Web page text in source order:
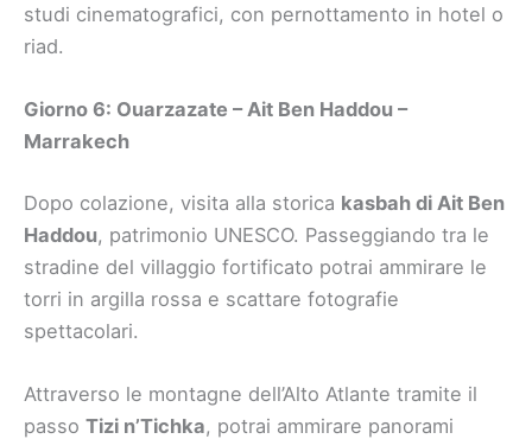
studi cinematografici, con pernottamento in hotel o
riad.
Giorno 6: Ouarzazate – Ait Ben Haddou –
Marrakech
Dopo colazione, visita alla storica kasbah di Ait Ben
Haddou, patrimonio UNESCO. Passeggiando tra le
stradine del villaggio fortificato potrai ammirare le
torri in argilla rossa e scattare fotografie
spettacolari.
Attraverso le montagne dell’Alto Atlante tramite il
passo Tizi n’Tichka, potrai ammirare panorami